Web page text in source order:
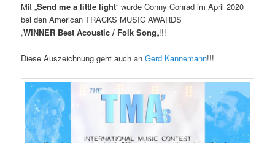
Mit „Send me a little light“ wurde Conny Conrad im April 2020
bei den American TRACKS MUSIC AWARDS
„WINNER Best Acoustic / Folk Song„!!!
Diese Auszeichnung geht auch anGerd Kannemann!!!